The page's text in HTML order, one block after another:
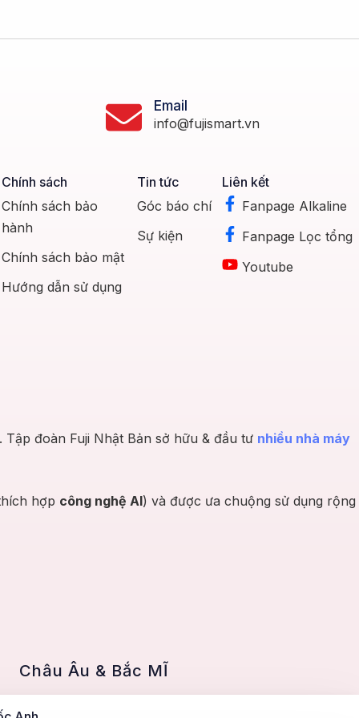
Email
info@fujismart.vn
Chính sách
Chính sách bảo
hành
Chính sách bảo mật
Hướng dẫn sử dụng
Tin tức
Góc báo chí
Sự kiện
Liên kết
Fanpage Alkaline
Fanpage Lọc tổng
Youtube
đoàn Fuji Nhật Bản sở hữu & đầu tư nhiều nhà máy
hợp công nghệ AI) và được ưa chuộng sử dụng rộng
Châu Âu & Bắc MĨ